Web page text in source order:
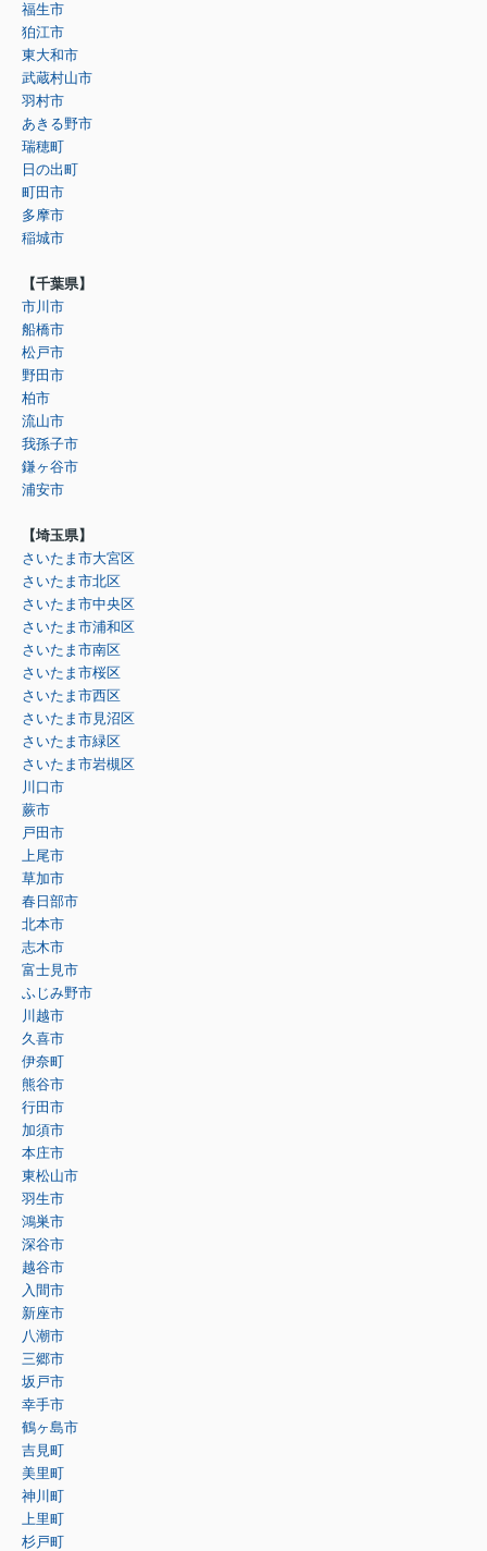
福生市
狛江市
東大和市
武蔵村山市
羽村市
あきる野市
瑞穂町
日の出町
町田市
多摩市
稲城市
【千葉県】
市川市
船橋市
松戸市
野田市
柏市
流山市
我孫子市
鎌ヶ谷市
浦安市
【埼玉県】
さいたま市大宮区
さいたま市北区
さいたま市中央区
さいたま市浦和区
さいたま市南区
さいたま市桜区
さいたま市西区
さいたま市見沼区
さいたま市緑区
さいたま市岩槻区
川口市
蕨市
戸田市
上尾市
草加市
春日部市
北本市
志木市
富士見市
ふじみ野市
川越市
久喜市
伊奈町
熊谷市
行田市
加須市
本庄市
東松山市
羽生市
鴻巣市
深谷市
越谷市
入間市
新座市
八潮市
三郷市
坂戸市
幸手市
鶴ヶ島市
吉見町
美里町
神川町
上里町
杉戸町